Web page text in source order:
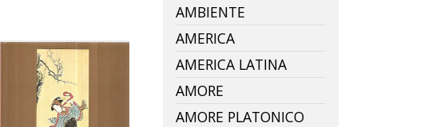
AMBIENTE
AMERICA
AMERICA LATINA
AMORE
AMORE PLATONICO